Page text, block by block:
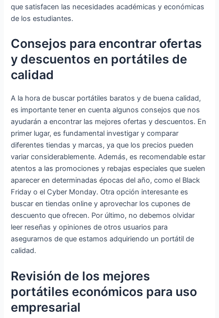
que satisfacen las necesidades académicas y económicas
de los estudiantes.
Consejos para encontrar ofertas
y descuentos en portátiles de
calidad
A la hora de buscar portátiles baratos y de buena calidad,
es importante tener en cuenta algunos consejos que nos
ayudarán a encontrar las mejores ofertas y descuentos. En
primer lugar, es fundamental investigar y comparar
diferentes tiendas y marcas, ya que los precios pueden
variar considerablemente. Además, es recomendable estar
atentos a las promociones y rebajas especiales que suelen
aparecer en determinadas épocas del año, como el Black
Friday o el Cyber Monday. Otra opción interesante es
buscar en tiendas online y aprovechar los cupones de
descuento que ofrecen. Por último, no debemos olvidar
leer reseñas y opiniones de otros usuarios para
asegurarnos de que estamos adquiriendo un portátil de
calidad.
Revisión de los mejores
portátiles económicos para uso
empresarial